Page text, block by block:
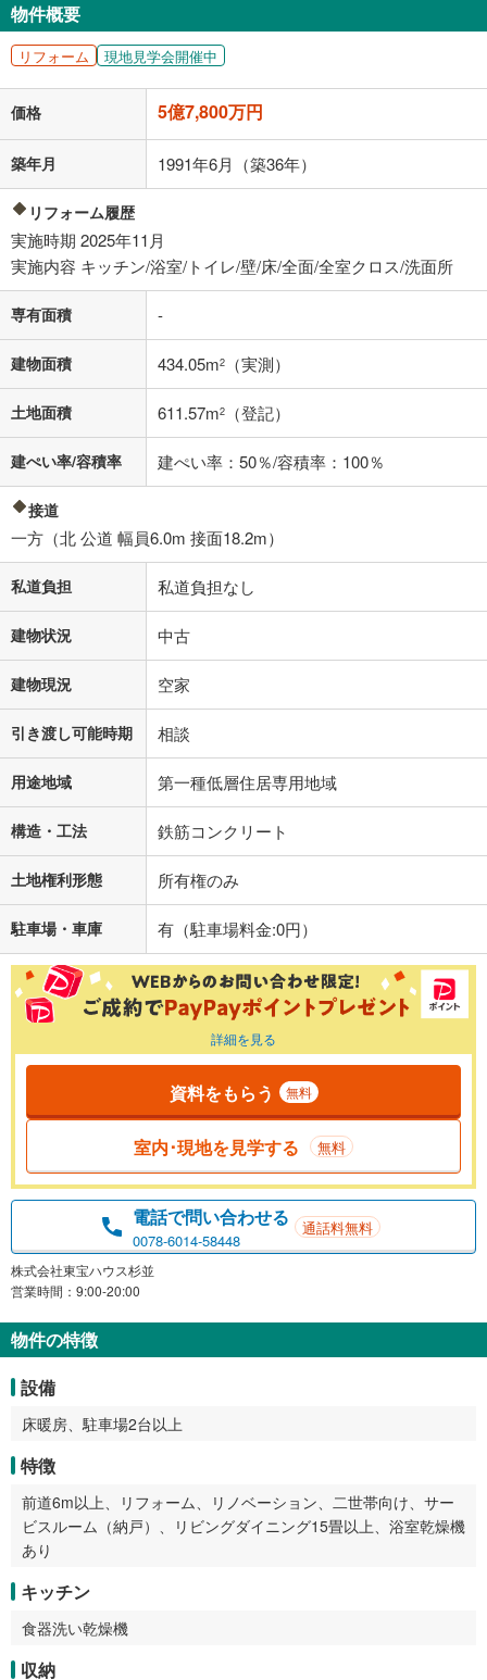
物件概要
リフォーム 現地見学会開催中
価格 5億7,800万円
築年月 1991年6月（築36年）
リフォーム履歴
実施時期 2025年11月
実施内容 キッチン/浴室/トイレ/壁/床/全面/全室クロス/洗面所
専有面積 -
建物面積 434.05m2 （実測）
土地面積 611.57m2 （登記）
建ぺい率/容積率 建ぺい率：50％/容積率：100％
接道
一方（北 公道 幅員6.0m 接面18.2m）
私道負担 私道負担なし
建物状況 中古
建物現況 空家
引き渡し可能時期 相談
用途地域 第一種低層住居専用地域
構造・工法 鉄筋コンクリート
土地権利形態 所有権のみ
駐車場・車庫 有（駐車場料金:0円）
詳細を見る
資料をもらう 無料
室内･現地を見学する 無料
電話で問い合わせる
0078-6014-58448
通話料無料
株式会社東宝ハウス杉並
営業時間：9:00-20:00
物件の特徴
設備
床暖房、駐車場2台以上
特徴
前道6m以上、リフォーム、リノベーション、二世帯向け、サー
ビスルーム（納戸）、リビングダイニング15畳以上、浴室乾燥機
あり
キッチン
食器洗い乾燥機
収納